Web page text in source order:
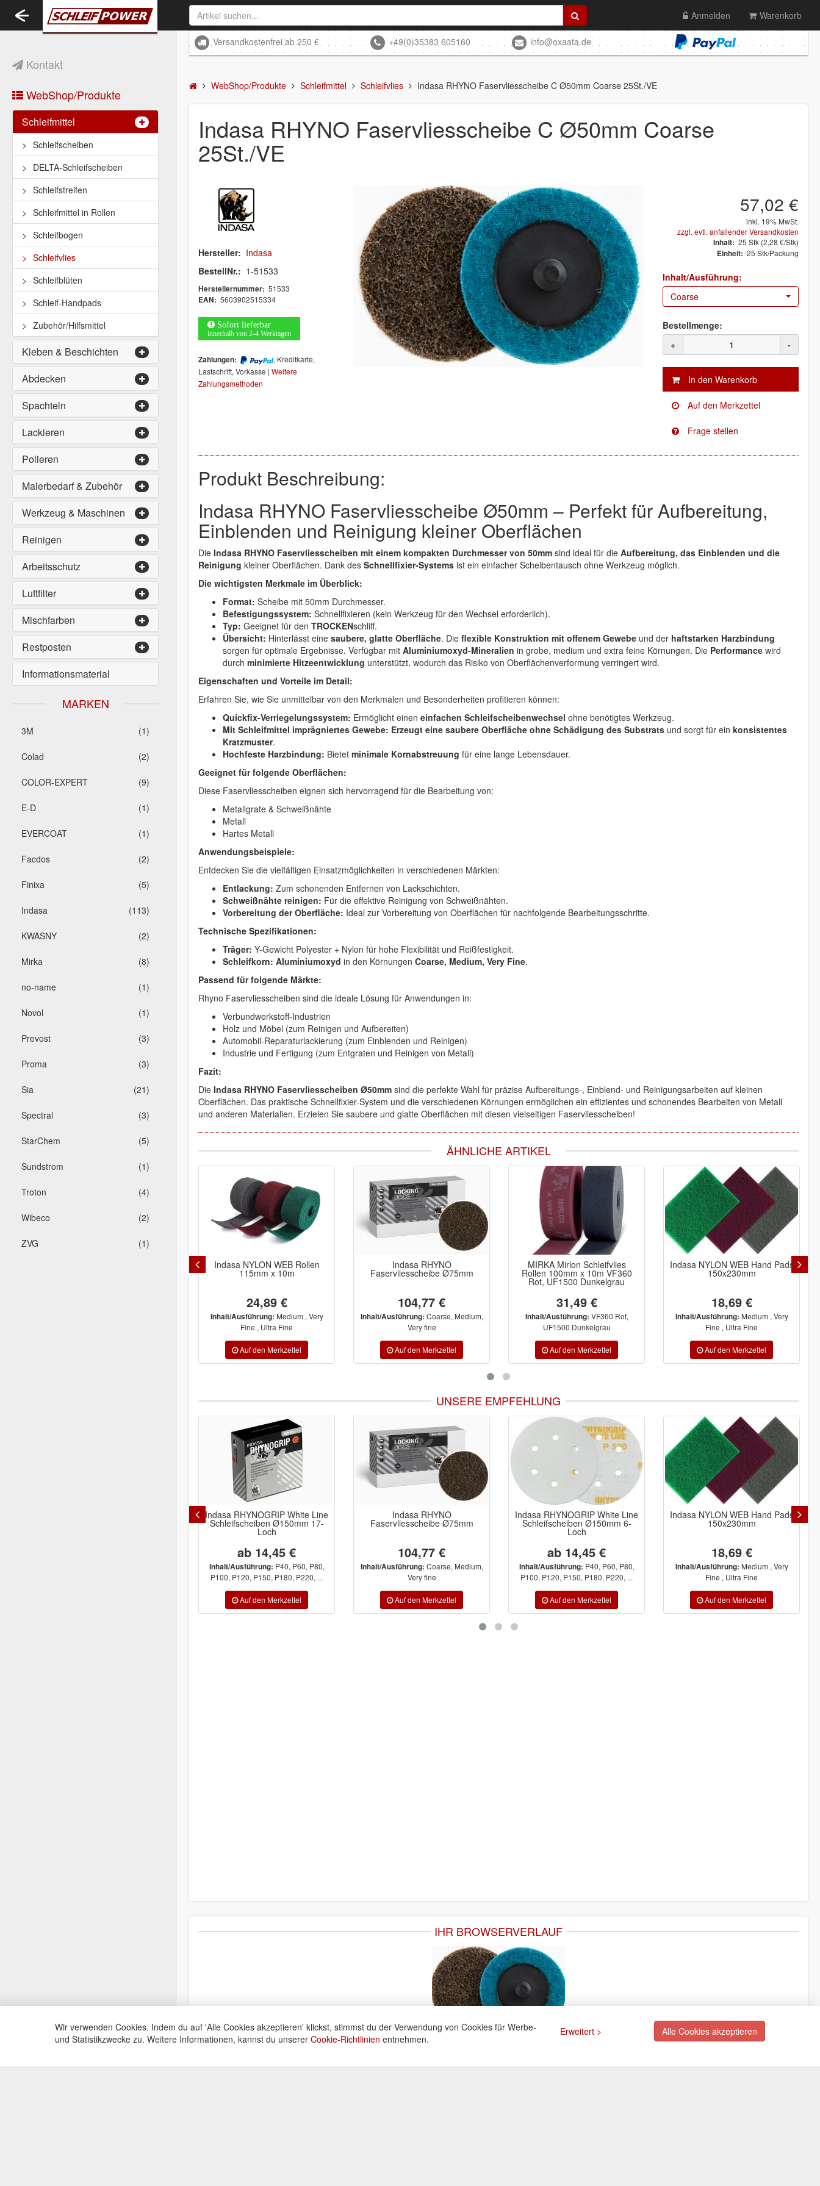
Kontakt
WebShop/Produkte
Schleifmittel
Schleifscheiben
DELTA-Schleifscheiben
Schleifstreifen
Schleifmittel in Rollen
Schleifbogen
Schleifvlies
Schleifblüten
Schleif-Handpads
Zubehör/Hilfsmittel
Kleben & Beschichten
Abdecken
Spachteln
Lackieren
Polieren
Malerbedarf & Zubehör
Werkzeug & Maschinen
Reinigen
Arbeitsschutz
Luftfilter
Mischfarben
Restposten
Informationsmaterial
MARKEN
(1)
3M
(2)
Colad
(9)
COLOR-EXPERT
(1)
E-D
(1)
EVERCOAT
(2)
Facdos
(5)
Finixa
(113)
Indasa
(2)
KWASNY
(8)
Mirka
(1)
no-name
(1)
Novol
(3)
Prevost
(3)
Proma
(21)
Sia
(3)
Spectral
(5)
StarChem
(1)
Sundstrom
(4)
Troton
(2)
Wibeco
(1)
ZVG
Toggle
navigation
Anmelden Warenkorb
Versandkostenfrei ab 250 € +49(0)35383 605160 info@oxaata.de
WebShop/Produkte Schleifmittel Schleifvlies Indasa RHYNO Faservliesscheibe C Ø50mm Coarse 25St./VE
Indasa RHYNO Faservliesscheibe C Ø50mm Coarse
25St./VE
Hersteller: Indasa
BestellNr.: 1-51533
Herstellernummer: 51533
EAN: 5603902515334
Sofort lieferbar
innerhalb von 2-4 Werktagen
Zahlungen:
, Kreditkarte,
Lastschrift, Vorkasse | Weitere
Zahlungsmethoden
57,02 €
inkl. 19% MwSt.
zzgl. evtl. anfallender Versandkosten
Inhalt: 25 Stk (2,28 €/Stk)
Einheit: 25 Stk/Packung
Inhalt/Ausführung:
Coarse
Bestellmenge:
+
-
Produkt Beschreibung:
Indasa RHYNO Faservliesscheibe Ø50mm – Perfekt für Aufbereitung,
Einblenden und Reinigung kleiner Oberflächen
Die Indasa RHYNO Faservliesscheiben mit einem kompakten Durchmesser von 50mm sind ideal für die Aufbereitung, das Einblenden und die
Reinigung kleiner Oberflächen. Dank des Schnellfixier-Systems ist ein einfacher Scheibentausch ohne Werkzeug möglich.
Die wichtigsten Merkmale im Überblick:
Format: Scheibe mit 50mm Durchmesser.
Befestigungssystem: Schnellfixieren (kein Werkzeug für den Wechsel erforderlich).
Typ: Geeignet für den TROCKENschliff.
Übersicht: Hinterlässt eine saubere, glatte Oberfläche. Die flexible Konstruktion mit offenem Gewebe und der haftstarken Harzbindung
sorgen für optimale Ergebnisse. Verfügbar mit Aluminiumoxyd-Mineralien in grobe, medium und extra feine Körnungen. Die Performance wird
durch minimierte Hitzeentwicklung unterstützt, wodurch das Risiko von Oberflächenverformung verringert wird.
Eigenschaften und Vorteile im Detail:
Erfahren Sie, wie Sie unmittelbar von den Merkmalen und Besonderheiten profitieren können:
Quickfix-Verriegelungssystem: Ermöglicht einen einfachen Schleifscheibenwechsel ohne benötigtes Werkzeug.
Mit Schleifmittel imprägniertes Gewebe: Erzeugt eine saubere Oberfläche ohne Schädigung des Substrats und sorgt für ein konsistentes
Kratzmuster.
Hochfeste Harzbindung: Bietet minimale Kornabstreuung für eine lange Lebensdauer.
Geeignet für folgende Oberflächen:
Diese Faservliesscheiben eignen sich hervorragend für die Bearbeitung von:
Metallgrate & Schweißnähte
Metall
Hartes Metall
Anwendungsbeispiele:
Entdecken Sie die vielfältigen Einsatzmöglichkeiten in verschiedenen Märkten:
Entlackung: Zum schonenden Entfernen von Lackschichten.
Schweißnähte reinigen: Für die effektive Reinigung von Schweißnähten.
Vorbereitung der Oberfläche: Ideal zur Vorbereitung von Oberflächen für nachfolgende Bearbeitungsschritte.
Technische Spezifikationen:
Träger: Y-Gewicht Polyester + Nylon für hohe Flexibilität und Reißfestigkeit.
Schleifkorn: Aluminiumoxyd in den Körnungen Coarse, Medium, Very Fine.
Passend für folgende Märkte:
Rhyno Faservliesscheiben sind die ideale Lösung für Anwendungen in:
Verbundwerkstoff-Industrien
Holz und Möbel (zum Reinigen und Aufbereiten)
Automobil-Reparaturlackierung (zum Einblenden und Reinigen)
Industrie und Fertigung (zum Entgraten und Reinigen von Metall)
Fazit:
Die Indasa RHYNO Faservliesscheiben Ø50mm sind die perfekte Wahl für präzise Aufbereitungs-, Einblend- und Reinigungsarbeiten auf kleinen
Oberflächen. Das praktische Schnellfixier-System und die verschiedenen Körnungen ermöglichen ein effizientes und schonendes Bearbeiten von Metall
und anderen Materialien. Erzielen Sie saubere und glatte Oberflächen mit diesen vielseitigen Faservliesscheiben!
ÄHNLICHE ARTIKEL
Indasa NYLON WEB Rollen
115mm x 10m
24,89 €
Inhalt/Ausführung: Medium , Very
Fine , Ultra Fine
Indasa RHYNO
Faservliesscheibe Ø75mm
104,77 €
Inhalt/Ausführung: Coarse, Medium,
Very fine
MIRKA Mirlon Schleifvlies
Rollen 100mm x 10m VF360
Rot, UF1500 Dunkelgrau
31,49 €
Inhalt/Ausführung: VF360 Rot,
UF1500 Dunkelgrau
Indasa NYLON WEB Hand Pads
150x230mm
18,69 €
Inhalt/Ausführung: Medium , Very
Fine , Ultra Fine
UNSERE EMPFEHLUNG
Indasa RHYNO
Faservliesscheibe Ø75mm
104,77 €
Inhalt/Ausführung: Coarse, Medium,
Very fine
Indasa RHYNOGRIP White Line
Schleifscheiben Ø150mm 6-
ab 14,45 €
Inhalt/Ausführung:P40, P60, P80,
P100, P120, P150, P180, P220, ...
Indasa NYLON WEB Hand Pads
150x230mm
18,69 €
Inhalt/Ausführung:Medium , Very
Fine , Ultra Fine
Indasa RHYNOGRIP White Line
Schleifstreifen 115x230mm 22-
ab 23,01 €
Inhalt/Ausführung:P40, P60, P80,
P100, P120, P150, P180, P220, ...
IHR BROWSERVERLAUF
Wir verwenden Cookies. Indem du auf 'Alle Cookies akzeptieren' klickst, stimmst du der Verwendung von Cookies für Werbe-
und Statistikzwecke zu. Weitere Informationen, kannst du unserer Cookie-Richtlinien entnehmen.
Erweitert > Alle Cookies akzeptieren